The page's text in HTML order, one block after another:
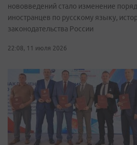
нововведений стало изменение
иностранцев по русскому языку,
законодательства России
22:08, 11 июля 2026